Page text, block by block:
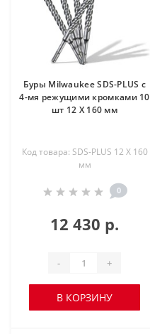
Буры Milwaukee SDS-PLUS с
4-мя режущими кромками 10
шт 12 X 160 мм
Код товара: SDS-PLUS 12 X 160
мм
0
12 430 р.
- +
В КОРЗИНУ